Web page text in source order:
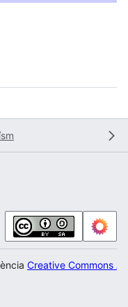
Creative Commons